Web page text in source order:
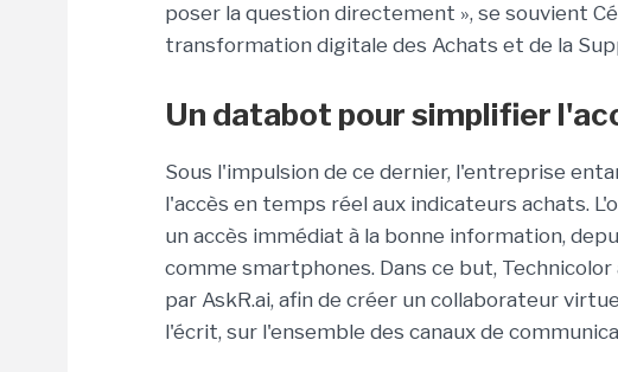
poser la question directement », se souvient
transformation digitale des Achats et de la
Un databot pour simplifier
Sous l'impulsion de ce dernier, l'entreprise
l'accès en temps réel aux indicateurs achats.
un accès immédiat à la bonne information,
comme smartphones. Dans ce but,
par AskR.ai, afin de créer un collaborateur
l'écrit, sur l'ensemble des canaux de